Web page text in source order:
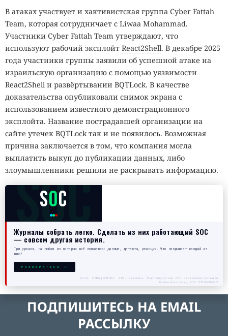
В атаках участвует и хактивистская группа Cyber Fattah
Team, которая сотрудничает с Liwaa Mohammad.
Участники Cyber Fattah Team утверждают, что
используют рабочий эксплойт React2Shell. В декабре 2025
года участники группы заявили об успешной атаке на
израильскую организацию с помощью уязвимости
React2Shell и развёртывании BQTLock. В качестве
доказательства опубликовали снимок экрана с
использованием известного демонстрационного
эксплойта. Название пострадавшей организации на
сайте утечек BQTLock так и не появилось. Возможная
причина заключается в том, что компания могла
выплатить выкуп до публикации данных, либо
злоумышленники решили не раскрывать информацию.
SOC
SOC
Журналы собрать легко. Сделать из них работающий SOC
— совсем другая история.
Три уровня, на любом из которых всё ломается: данные, детекты, реакция. Что закрывает каждый из
них?
РАЗОБРАТЬСЯ →
erid: 2SDnjecN7Gw. 18+. Реклама. Рекламодатель ООО «Интеллектуальная
безопасность», ИНН 7719435412
ПОДПИШИТЕСЬ НА EMAIL
РАССЫЛКУ